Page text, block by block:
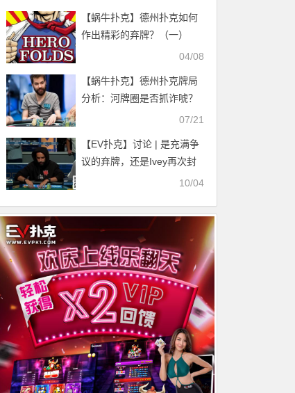
【蜗牛扑克】德州扑克如何
作出精彩的弃牌？（一）
04/08
【蜗牛扑克】德州扑克牌局
分析：河牌圈是否抓诈唬？
07/21
【EV扑克】讨论 | 是充满争
议的弃牌，还是Ivey再次封
10/04